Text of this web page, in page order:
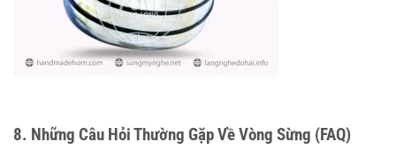
8. Những Câu Hỏi Thường Gặp Về Vòng Sừng (FAQ)